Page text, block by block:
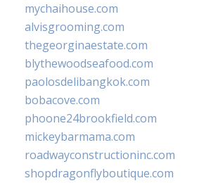
mychaihouse.com
alvisgrooming.com
thegeorginaestate.com
blythewoodseafood.com
paolosdelibangkok.com
bobacove.com
phoone24brookfield.com
mickeybarmama.com
roadwayconstructioninc.com
shopdragonflyboutique.com